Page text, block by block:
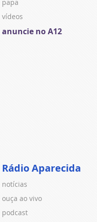
papa
vídeos
anuncie no A12
Rádio Aparecida
notícias
ouça ao vivo
podcast